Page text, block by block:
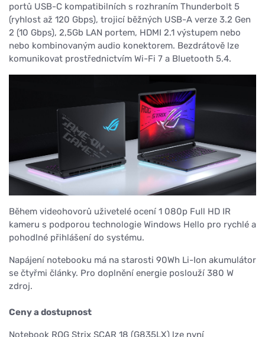
portů USB-C kompatibilních s rozhraním Thunderbolt 5
(ryhlost až 120 Gbps), trojicí běžných USB-A verze 3.2 Gen
2 (10 Gbps), 2,5Gb LAN portem, HDMI 2.1 výstupem nebo
nebo kombinovaným audio konektorem. Bezdrátově lze
komunikovat prostřednictvím Wi-Fi 7 a Bluetooth 5.4.
Během videohovorů uživetelé ocení 1 080p Full HD IR
kameru s podporou technologie Windows Hello pro rychlé a
pohodlné přihlášení do systému.
Napájení notebooku má na starosti 90Wh Li-Ion akumulátor
se čtyřmi články. Pro doplnění energie poslouží 380 W
zdroj.
Ceny a dostupnost
Notebook ROG Strix SCAR 18 (G835LX) lze nyní